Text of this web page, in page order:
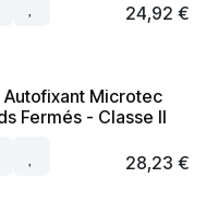
24,92 €
Autofixant Microtec
Fermés - Classe II
28,23 €